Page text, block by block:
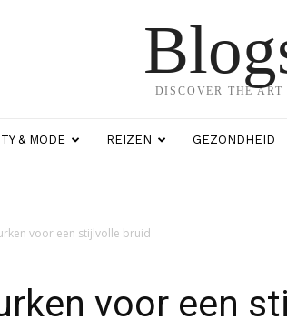
DISCOVER THE
& MODE REIZEN GEZONDHEID
voor een stijlvolle bruid
voor een